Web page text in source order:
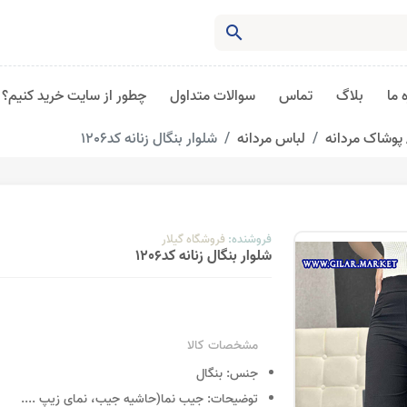
search
ما بلاگ تماس سوالات متداول چطور از سایت خرید کنیم؟
پوشاک مردانه لباس مردانه شلوار بنگال زنانه کد1206
فروشنده: فروشگاه گیلار
شلوار بنگال زنانه کد1206
مشخصات کالا
جنس: بنگال
توضیحات: جیب نما(حاشیه جیب، نمای زیپ ....